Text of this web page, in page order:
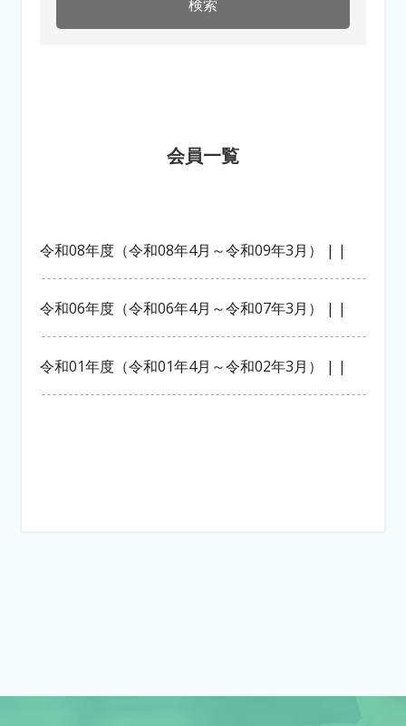
会員一覧
令和08年度（令和08年4月～令和09年3月） | |
令和06年度（令和06年4月～令和07年3月） | |
令和01年度（令和01年4月～令和02年3月） | |